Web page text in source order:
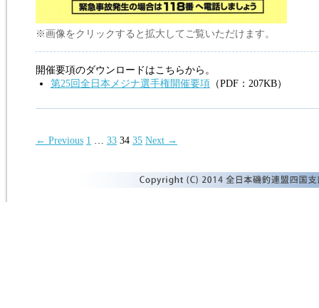
※画像をクリックすると拡大してご覧いただけます。
開催要項のダウンロードはこちらから。
第25回全日本メジナ選手権開催要項 （PDF：207KB）
Posts
← Previous 1 … 33 34 35 Next →